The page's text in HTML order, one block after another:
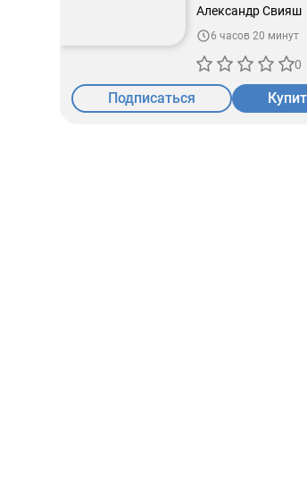
Александр Свияш
6 часов 20 минут
0
Подписаться